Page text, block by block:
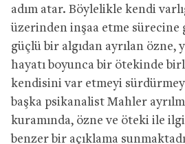
adım atar. Böylelikle kendi
üzerinden inşaa etme sürecine
güçlü bir algıdan ayrılan özne,
hayatı boyunca bir ötekinde
kendisini var etmeyi
başka psikanalist Mahler
kuramında, özne ve öteki ile
benzer bir açıklama